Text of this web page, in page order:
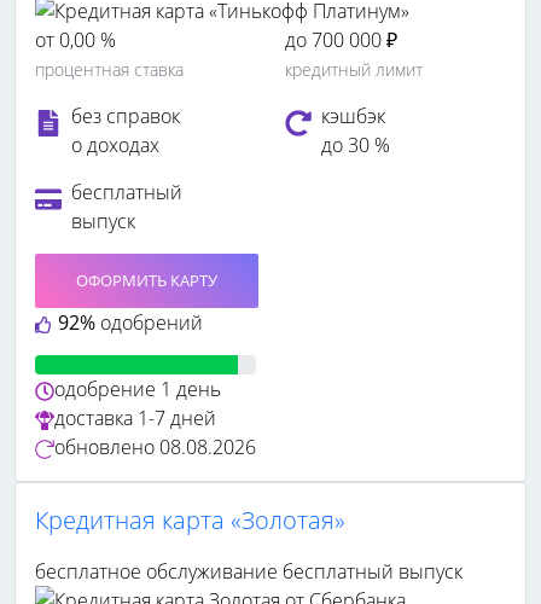
от 0,00 %
процентная ставка
до 700 000 ₽
кредитный лимит
без справок
о доходах
кэшбэк
до 30 %
бесплатный
выпуск
92% одобрений
ОФОРМИТЬ КАРТУ
одобрение 1 день
доставка 1-7 дней
обновлено 08.08.2026
Кредитная карта «Золотая»
бесплатное обслуживание бесплатный выпуск